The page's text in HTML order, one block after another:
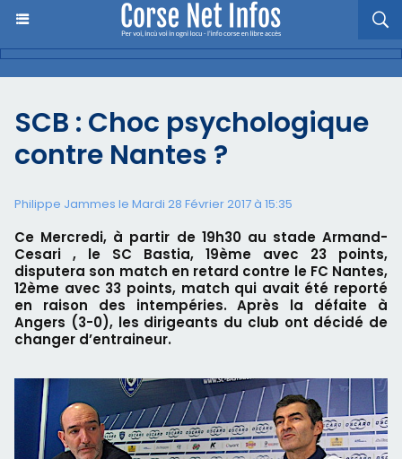
SCB : Choc psychologique
contre Nantes ?
Philippe Jammes le Mardi 28 Février 2017 à 15:35
Ce Mercredi, à partir de 19h30 au stade Armand-
Cesari , le SC Bastia, 19ème avec 23 points,
disputera son match en retard contre le FC Nantes,
12ème avec 33 points, match qui avait été reporté
en raison des intempéries. Après la défaite à
Angers (3-0), les dirigeants du club ont décidé de
changer d’entraineur.